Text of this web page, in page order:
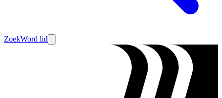
ZoekWord lid